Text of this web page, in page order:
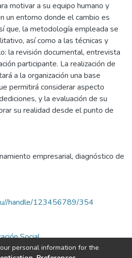
motivar a su equipo humano y
un entorno donde el cambio es
que, la metodología empleada se
así como a las técnicas y
la revisión documental, entrevista
participante. La realización de
a la organización una base
permitirá considerar aspecto
y la evaluación de su
su realidad desde el punto de
empresarial, diagnóstico de
handle/123456789/354
Social
personal information for the